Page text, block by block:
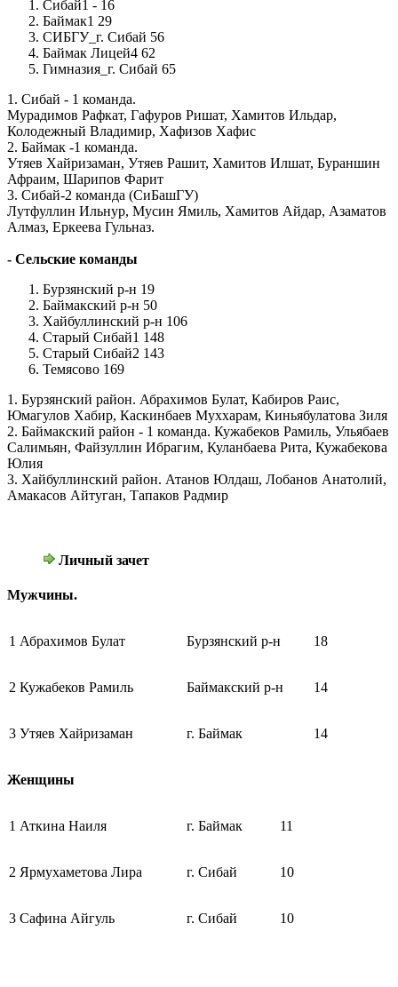
Сибай1 - 16
Баймак1 29
СИБГУ_г. Сибай 56
Баймак Лицей4 62
Гимназия_г. Сибай 65
1. Сибай - 1 команда.
Мурадимов Рафкат, Гафуров Ришат, Хамитов Ильдар,
Колодежный Владимир, Хафизов Хафис
2. Баймак -1 команда.
Утяев Хайризаман, Утяев Рашит, Хамитов Илшат, Бураншин
Афраим, Шарипов Фарит
3. Сибай-2 команда (СиБашГУ)
Лутфуллин Ильнур, Мусин Ямиль, Хамитов Айдар, Азаматов
Алмаз, Еркеева Гульназ.
- Сельские команды
Бурзянский р-н 19
Баймакский р-н 50
Хайбуллинский р-н 106
Старый Сибай1 148
Старый Сибай2 143
Темясово 169
1. Бурзянский район. Абрахимов Булат, Кабиров Раис,
Юмагулов Хабир, Каскинбаев Муххарам, Киньябулатова Зиля
2. Баймакский район - 1 команда. Кужабеков Рамиль, Ульябаев
Салимьян, Файзуллин Ибрагим, Куланбаева Рита, Кужабекова
Юлия
3. Хайбуллинский район. Атанов Юлдаш, Лобанов Анатолий,
Амакасов Айтуган, Тапаков Радмир
Личный зачет
Мужчины.
1 Абрахимов Булат Бурзянский р-н 18
2 Кужабеков Рамиль Баймакский р-н 14
3 Утяев Хайризаман г. Баймак 14
Женщины
1 Аткина Наиля г. Баймак 11
2 Ярмухаметова Лира г. Сибай 10
3 Сафина Айгуль г. Сибай 10